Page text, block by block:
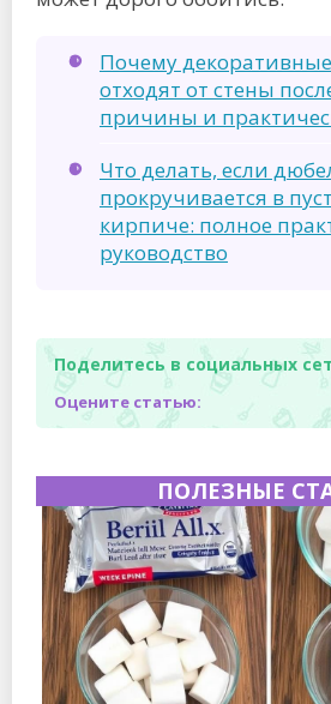
Почему
отходят от стены
причины и
Что делать, если
прокручивается в
кирпиче: полное
руководство
Поделитесь в социальных
Оцените статью:
ПОЛЕЗНЫЕ